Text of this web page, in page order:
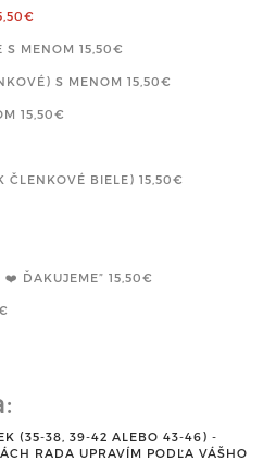
S MENOM 15,50€
S MENOM 15,50€
15,50€
ČLENKOVÉ BIELE) 15,50€
❤️ ĎAKUJEME” 15,50€
(35-38, 39-42 ALEBO 43-46) -
RADA UPRAVÍM PODĽA VÁŠHO